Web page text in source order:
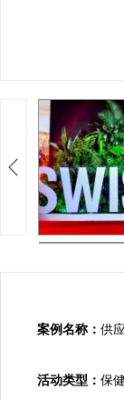
案例名称： 供
活动类型： 保